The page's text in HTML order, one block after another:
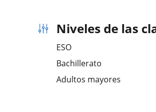
Niveles de las
ESO
Bachillerato
Adultos mayores